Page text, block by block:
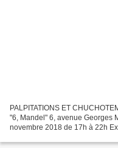
PALPITATIONS ET
"6, Mandel" 6, avenue Georges
novembre 2018 de 17h à 22h